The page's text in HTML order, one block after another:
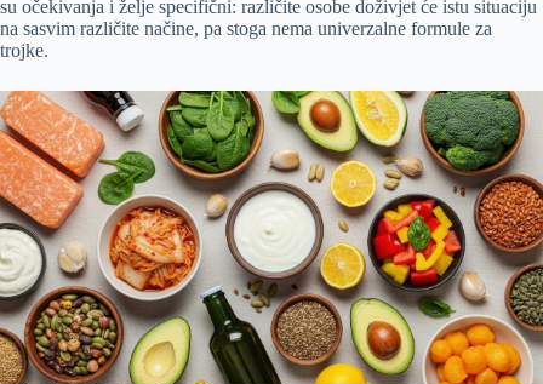
su očekivanja i želje specifični: različite osobe doživjet će istu situaciju
na sasvim različite načine, pa stoga nema univerzalne formule za
trojke.